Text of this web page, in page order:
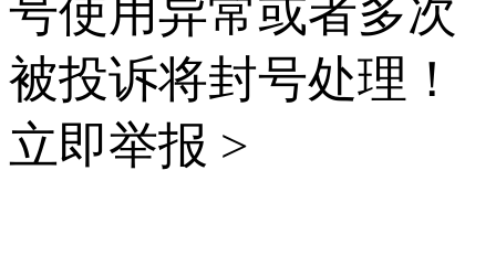
号使用异常或者多次
被投诉将封号处理！
立即举报 >